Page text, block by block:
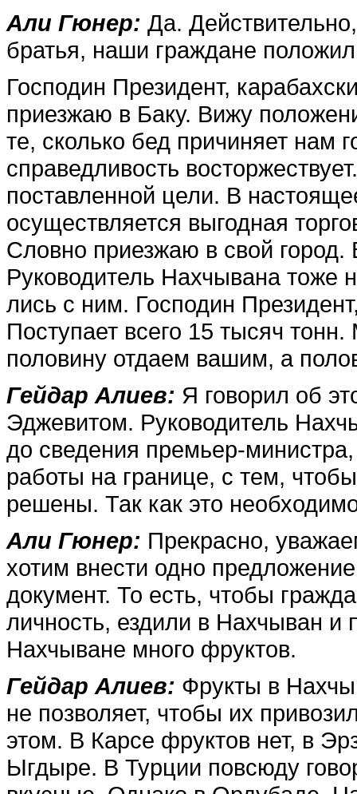
Али Гюнер: Да.
братья, наши гра­ждане
Господин Президент,
приезжаю в Ба­ку. Вижу
те, сколько бед причиняет нам
справедли­вость
поставленной цели. В
осущест­вляется выгодная
Словно приезжаю в свой
Руководитель Нахчывана тоже
лись с ним. Господин
Поступает всего 15 тысяч
половину отдаем ва­шим, а
Гейдар Алиев: Я говорил об
Эджевитом. Руководитель
до сведения премьер-
работы на границе, с тем,
решены. Так как это
Али Гюнер: Прекрасно,
хотим внести одно
документ. То есть, чтобы
личность, ездили в Нахчыван
Нахчыване много фруктов.
Гейдар Алиев: Фрукты в
не позволяет, чтобы их
этом. В Карсе фруктов нет, в
Ыгдыре. В Турции повсюду